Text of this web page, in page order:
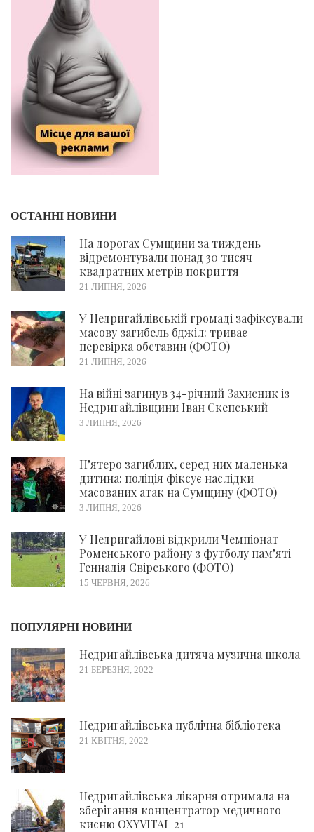
ОСТАННІ НОВИНИ
На дорогах Сумщини за тиждень
відремонтували понад 30 тисяч
квадратних метрів покриття
21 ЛИПНЯ, 2026
У Недригайлівській громаді зафіксували
масову загибель бджіл: триває
перевірка обставин (ФОТО)
21 ЛИПНЯ, 2026
На війні загинув 34-річний Захисник із
Недригайлівщини Іван Скепський
3 ЛИПНЯ, 2026
П’ятеро загиблих, серед них маленька
дитина: поліція фіксує наслідки
масованих атак на Сумщину (ФОТО)
3 ЛИПНЯ, 2026
У Недригайлові відкрили Чемпіонат
Роменського району з футболу пам’яті
Геннадія Свірського (ФОТО)
15 ЧЕРВНЯ, 2026
ПОПУЛЯРНІ НОВИНИ
Недригайлівська дитяча музична школа
21 БЕРЕЗНЯ, 2022
Недригайлівська публічна бібліотека
21 КВІТНЯ, 2022
Недригайлівська лікарня отримала на
зберігання концентратор медичного
кисню OXYVITAL 21